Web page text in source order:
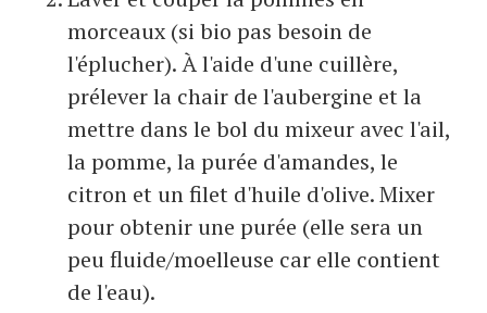
morceaux (si bio pas besoin de
l'éplucher). À l'aide d'une cuillère,
prélever la chair de l'aubergine et la
mettre dans le bol du mixeur avec l'ail,
la pomme, la purée d'amandes, le
citron et un filet d'huile d'olive. Mixer
pour obtenir une purée (elle sera un
peu fluide/moelleuse car elle contient
de l'eau).